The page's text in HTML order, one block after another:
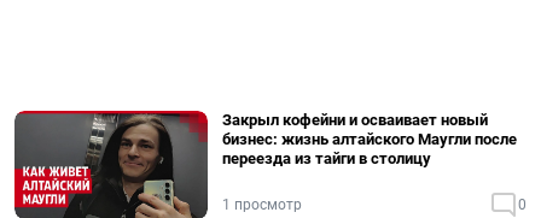
Закрыл кофейни и осваивает новый
бизнес: жизнь алтайского Маугли после
переезда из тайги в столицу
1 просмотр 0